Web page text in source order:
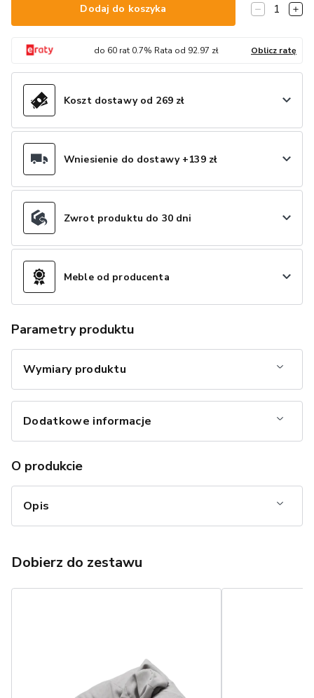
Dodaj do koszyka 1
do 60 rat 0.7% Rata od 92.97 zł Oblicz ratę
Koszt dostawy od 269 zł
Wniesienie do dostawy +139 zł
Zwrot produktu do 30 dni
Meble od producenta
Parametry produktu
Wymiary produktu
Dodatkowe informacje
O produkcie
Opis
Dobierz do zestawu